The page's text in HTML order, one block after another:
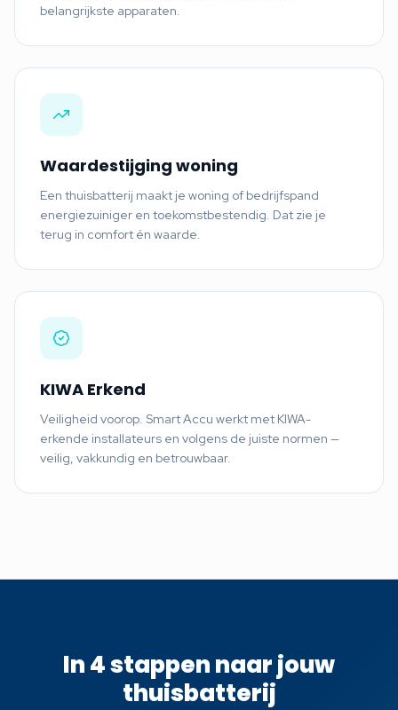
belangrijkste apparaten.
Waardestijging woning
Een thuisbatterij maakt je woning of bedrijfspand
energiezuiniger en toekomstbestendig. Dat zie je
terug in comfort én waarde.
KIWA Erkend
Veiligheid voorop. Smart Accu werkt met KIWA-
erkende installateurs en volgens de juiste normen —
veilig, vakkundig en betrouwbaar.
In 4 stappen naar jouw
thuisbatterij